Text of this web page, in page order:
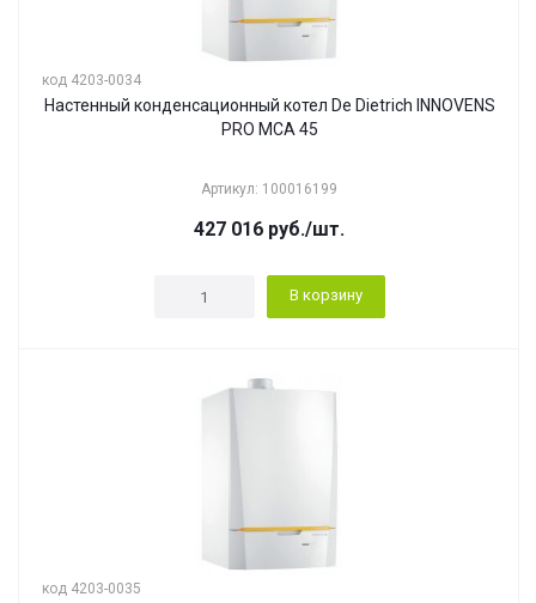
код 4203-0034
Настенный конденсационный котел De Dietrich INNOVENS
PRO MCA 45
Артикул: 100016199
427 016 руб./шт.
В корзину
код 4203-0035